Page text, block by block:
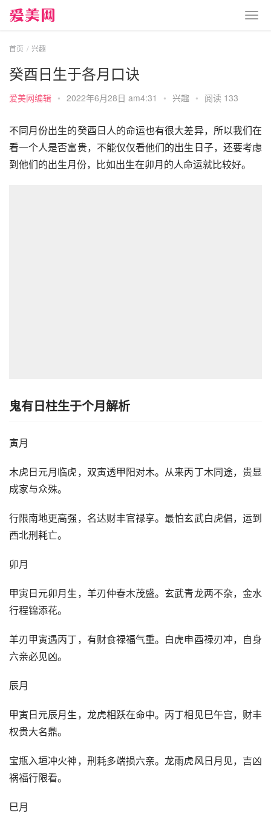
首页 兴趣
癸酉日生于各月口诀
爱美网编辑 • 2022年6月28日 am4:31 • 兴趣 • 阅读 133
不同月份出生的癸酉日人的命运也有很大差异，所以我们在
看一个人是否富贵，不能仅仅看他们的出生日子，还要考虑
到他们的出生月份，比如出生在卯月的人命运就比较好。
鬼有日柱生于个月解析
寅月
木虎日元月临虎，双寅透甲阳对木。从来丙丁木同途，贵显
成家与众殊。
行限南地更高强，名达财丰官禄享。最怕玄武白虎倡，运到
西北刑耗亡。
卯月
甲寅日元卯月生，羊刃仲春木茂盛。玄武青龙两不杂，金水
行程锦添花。
羊刃甲寅遇丙丁，有财食禄福气重。白虎申酉禄刃冲，自身
六亲必见凶。
辰月
甲寅日元辰月生，龙虎相跃在命中。丙丁相见巳午宫，财丰
权贵大名鼎。
宝瓶入垣冲火神，刑耗多端损六亲。龙雨虎风日月见，吉凶
祸福行限看。
巳月